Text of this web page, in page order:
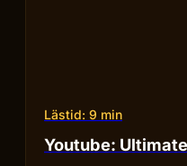
Lästid: 9 min
Youtube: